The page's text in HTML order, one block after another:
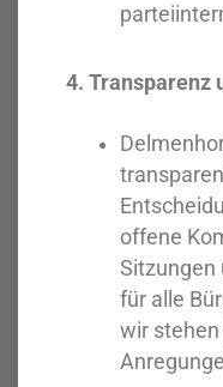
4. Transparenz
offene
Sitzungen
für alle
wir stehen